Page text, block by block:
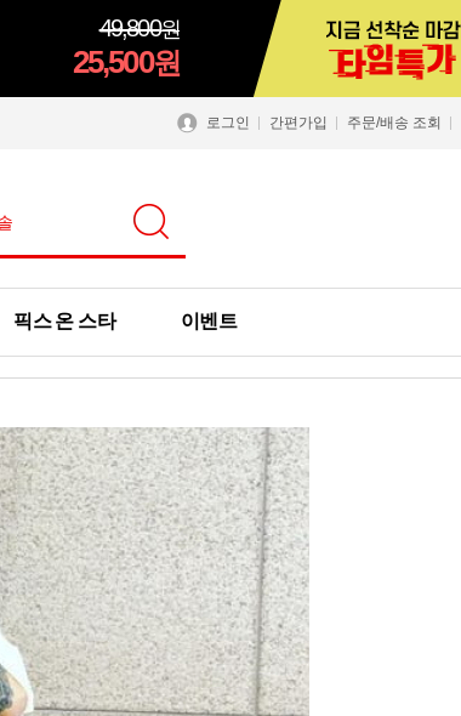
49,800원
25,500원
로그인 간편가입 주문/배송 조회
픽스 온 스타 이벤트